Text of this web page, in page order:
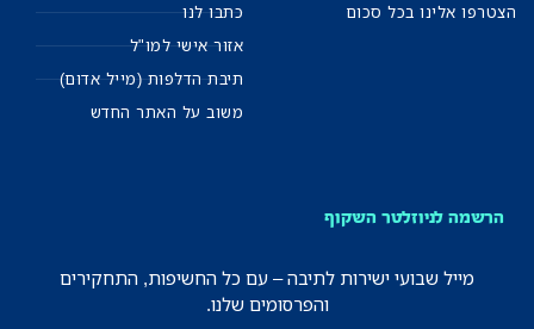
הצטרפו אלינו בכל סכום
כתבו לנו
אזור אישי למו"ל
תיבת הדלפות (מייל אדום)
משוב על האתר החדש
הרשמה לניוזלטר השקוף
מייל שבועי ישירות לתיבה – עם כל החשיפות, התחקירים
והפרסומים שלנו.